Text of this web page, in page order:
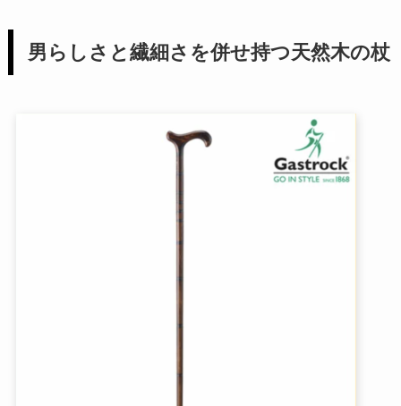
男らしさと繊細さを併せ持つ天然木の杖